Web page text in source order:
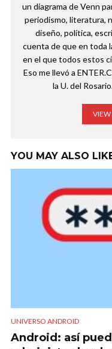
un diagrama de Venn
periodismo, literatura,
diseño, política,
cuenta de que en toda
en el que todos estos
Eso me llevó a
la U. del
VIEW
YOU MAY ALSO
UNIVERSO ANDROID
Android: así